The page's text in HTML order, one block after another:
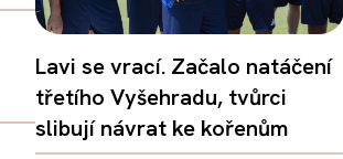
Lavi se vrací. Začalo natáčení
třetího Vyšehradu, tvůrci
slibují návrat ke kořenům